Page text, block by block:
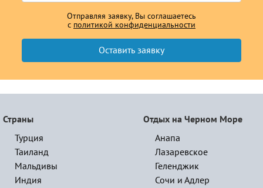
Отправляя заявку, Вы соглашаетесь
с политикой конфиденциальности
Страны
Турция
Таиланд
Мальдивы
Индия
Отдых на Черном Море
Анапа
Лазаревское
Геленджик
Сочи и Адлер